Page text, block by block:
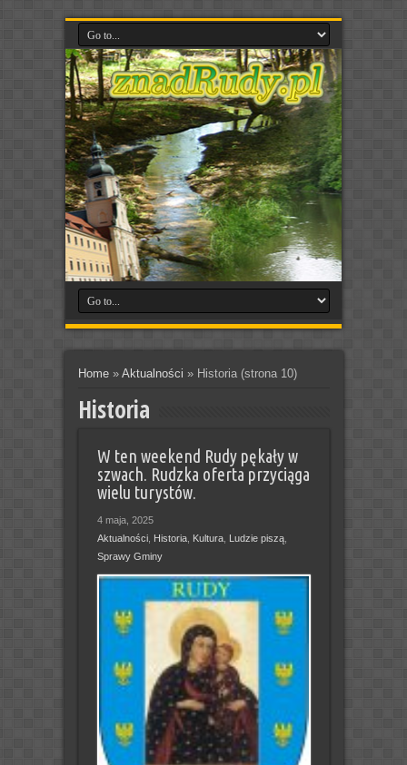
Home» Aktualności » Historia(strona 10)
Historia
W ten weekend Rudy pękały w
szwach. Rudzka oferta przyciąga
wielu turystów.
4 maja, 2025
Aktualności, Historia, Kultura, Ludzie piszą,
Sprawy Gminy